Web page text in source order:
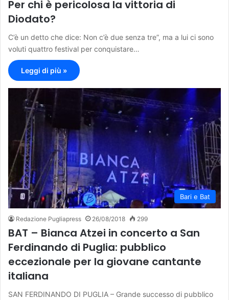
Per chi è pericolosa la vittoria di
Diodato?
C’è un detto che dice: Non c’è due senza tre”, ma a lui ci sono
voluti quattro festival per conquistare…
Leggi di più »
Bari e Bat
Redazione Pugliapress 26/08/2018 299
BAT – Bianca Atzei in concerto a San
Ferdinando di Puglia: pubblico
eccezionale per la giovane cantante
italiana
SAN FERDINANDO DI PUGLIA – Grande successo di pubblico